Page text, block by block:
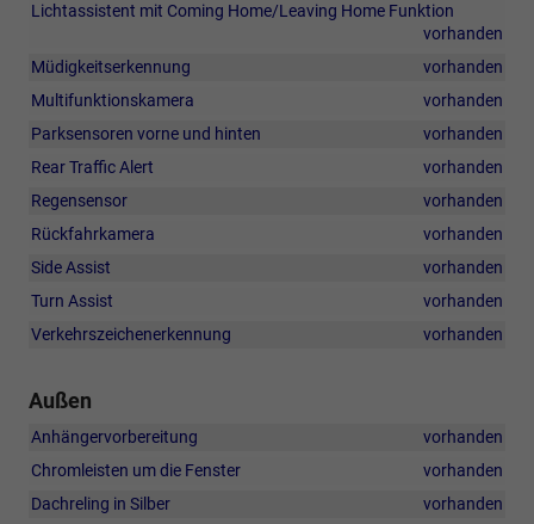
Lichtassistent mit Coming Home/Leaving Home Funktion
vorhanden
Müdigkeitserkennung
vorhanden
Multifunktionskamera
vorhanden
Parksensoren vorne und hinten
vorhanden
Rear Traffic Alert
vorhanden
Regensensor
vorhanden
Rückfahrkamera
vorhanden
Side Assist
vorhanden
Turn Assist
vorhanden
Verkehrszeichenerkennung
vorhanden
Außen
Anhängervorbereitung
vorhanden
Chromleisten um die Fenster
vorhanden
Dachreling in Silber
vorhanden